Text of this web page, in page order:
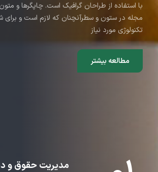
با استفاده از طراحان گرافیک است. چاپگرها و متون
مجله در ستون و سطرآنچنان که لازم است و برای
تکنولوژی مورد نیاز
مطالعه بیشتر
مدیریت حقوق و